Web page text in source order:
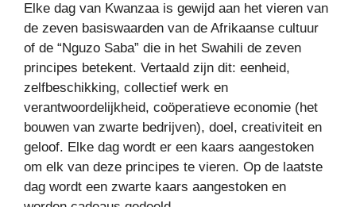
Elke dag van Kwanzaa is gewijd aan het vieren van
de zeven basiswaarden van de Afrikaanse cultuur
of de “Nguzo Saba” die in het Swahili de zeven
principes betekent. Vertaald zijn dit: eenheid,
zelfbeschikking, collectief werk en
verantwoordelijkheid, coöperatieve economie (het
bouwen van zwarte bedrijven), doel, creativiteit en
geloof. Elke dag wordt er een kaars aangestoken
om elk van deze principes te vieren. Op de laatste
dag wordt een zwarte kaars aangestoken en